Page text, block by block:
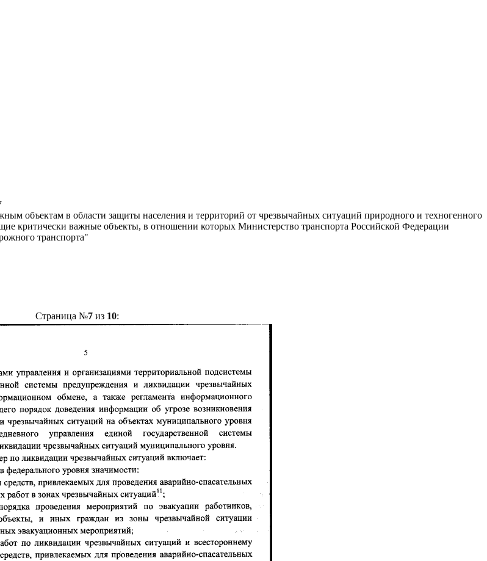
объектам в области защиты населения и территорий от чрезвычайных ситуаций природного и техногенного
критически важные объекты, в отношении которых Министерство транспорта Российской Федерации
транспорта"
Страница №7из 10: